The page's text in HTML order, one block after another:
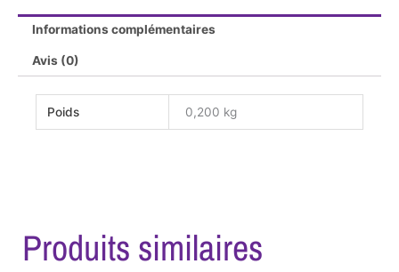
Informations complémentaires
Avis (0)
Poids 0,200 kg
Produits similaires